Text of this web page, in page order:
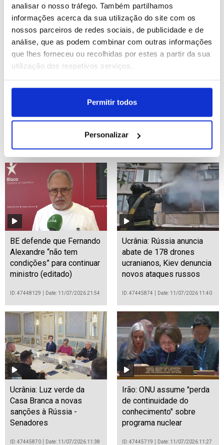
analisar o nosso tráfego. Também partilhamos
informações acerca da sua utilização do site com os
nossos parceiros de redes sociais, de publicidade e de
análise, que as podem combinar com outras informações
que lhes forneceu ou recolhidas por estes a partir da sua
utilização dos respetivos serviços.
Permitir todos
Personalizar
Qatar anuncia morte do
antigo emir xeque Hamad
o tempo para 'fazer florir'
Festas do Povo em
BE defende que Fernando
Alexandre “não tem
condições” para continuar
ministro (editado)
ID: 47448129 Date: 11/07/2026 21:54
Ucrânia: Rússia anuncia
abate de 178 drones
ucranianos, Kiev denuncia
novos ataques russos
ID: 47445874 Date: 11/07/2026 11:40
Ucrânia: Luz verde da
Casa Branca a novas
sanções à Rússia -
Senadores
ID: 47445870 Date: 11/07/2026 11:38
Irão: ONU assume "perda
de continuidade do
conhecimento" sobre
programa nuclear
ID: 47445719 Date: 11/07/2026 11:27